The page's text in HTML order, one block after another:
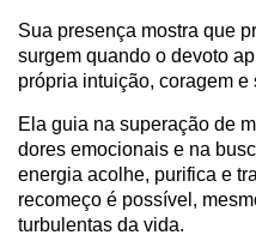
Sua presença mostra que
surgem quando o devoto
própria intuição, coragem e
Ela guia na superação de
dores emocionais e na
energia acolhe, purifica e
recomeço é possível,
turbulentas da vida.